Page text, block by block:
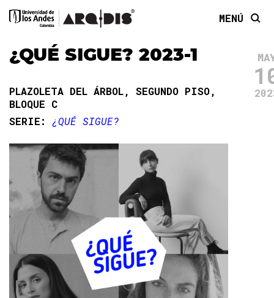
MENÚ
¿QUÉ SIGUE? 2023-1
PLAZOLETA DEL ÁRBOL, SEGUNDO PISO,
BLOQUE C
SERIE: ¿QUÉ SIGUE?